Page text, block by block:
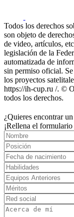
Todos los derechos
son objeto de
de video, artículos,
legislación de la
automatizada de
sin permiso oficial.
los proyectos
https://ih-cup.ru /. ©
todos los derechos.
¿Quieres encontrar
¡Rellena el